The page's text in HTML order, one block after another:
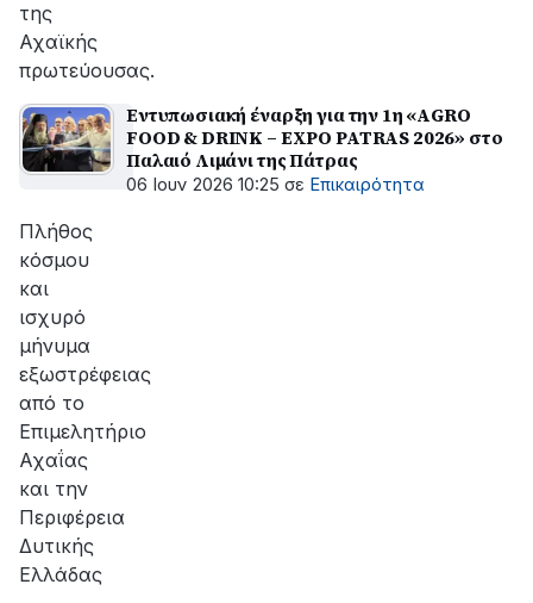
της
Αχαϊκής
πρωτεύουσας.
Εντυπωσιακή έναρξη για την 1η «AGRO
FOOD & DRINK – EXPO PATRAS 2026» στο
Παλαιό Λιμάνι της Πάτρας
06 Ιουν 2026 10:25 σε Επικαιρότητα
Πλήθος
κόσμου
και
ισχυρό
μήνυμα
εξωστρέφειας
από το
Επιμελητήριο
Αχαΐας
και την
Περιφέρεια
Δυτικής
Ελλάδας